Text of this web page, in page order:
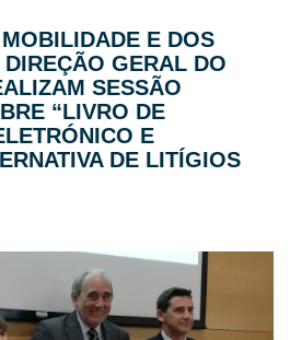
E DOS
GERAL DO
SESSÃO
“LIVRO DE
E
DE LITÍGIOS